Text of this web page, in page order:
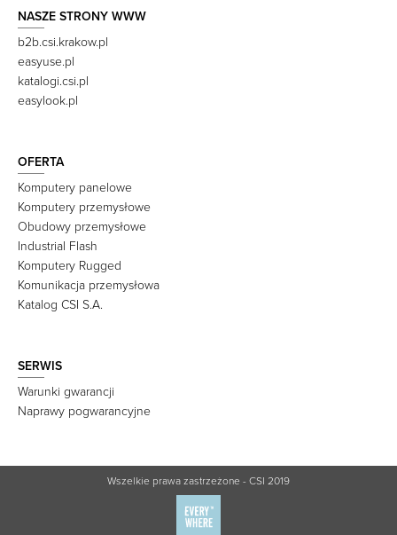
NASZE STRONY WWW
b2b.csi.krakow.pl
easyuse.pl
katalogi.csi.pl
easylook.pl
OFERTA
Komputery panelowe
Komputery przemysłowe
Obudowy przemysłowe
Industrial Flash
Komputery Rugged
Komunikacja przemysłowa
Katalog CSI S.A.
SERWIS
Warunki gwarancji
Naprawy pogwarancyjne
Wszelkie prawa zastrzeżone - CSI 2019